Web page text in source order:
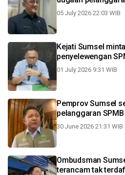
05 July 2026 22:03 WIB
Kejati Sumsel
penyelewengan
01 July 2026 9:31 WIB
Pemprov Sumsel
pelanggaran
30 June 2026 21:31 WIB
Ombudsman
terancam tak